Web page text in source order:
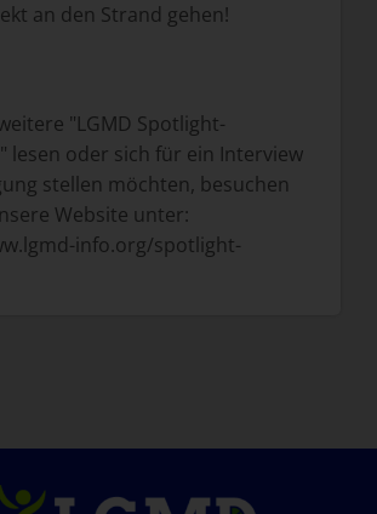
an den Strand gehen!
"LGMD Spotlight-
lesen oder sich für ein Interview
stellen möchten, besuchen
Website unter:
info.org/spotlight-